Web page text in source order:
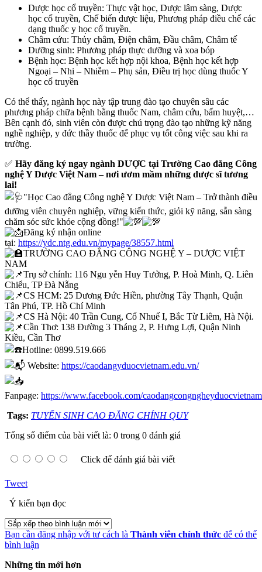
Dược học cổ truyền: Thực vật học, Dược lâm sàng, Dược
học cổ truyền, Chế biến dược liệu, Phương pháp điều chế các
dạng thuốc y học cổ truyền.
Châm cứu: Thủy châm, Điện châm, Đầu châm, Châm tế
Dưỡng sinh: Phương pháp thực dưỡng và xoa bóp
Bệnh học: Bệnh học kết hợp nội khoa, Bệnh học kết hợp
Ngoại – Nhi – Nhiễm – Phụ sản, Điều trị học dùng thuốc Y
học cổ truyền
Có thể thấy, ngành học này tập trung đào tạo chuyên sâu các
phương pháp chữa bệnh bằng thuốc Nam, châm cứu, bấm huyệt,…
Bên cạnh đó, sinh viên còn được chú trọng đào tạo những kỹ năng
nghề nghiệp, y đức thầy thuốc để phục vụ tốt công việc sau khi ra
trường.
✅ Hãy đăng ký ngay ngành DƯỢC tại Trường Cao đẳng Công
nghệ Y Dược Việt Nam – nơi ươm mầm những dược sĩ tương
lai!
"Học Cao đẳng Công nghệ Y Dược Việt Nam – Trở thành điều
dưỡng viên chuyên nghiệp, vững kiến thức, giỏi kỹ năng, sẵn sàng
chăm sóc sức khỏe cộng đồng!"
Đăng ký nhận online
tại: https://ydc.ntg.edu.vn/mypage/38557.html
TRƯỜNG CAO ĐẲNG CÔNG NGHỆ Y – DƯỢC VIỆT
NAM
Trụ sở chính: 116 Ngu yễn Huy Tưởng, P. Hoà Minh, Q. Liên
Chiểu, TP Đà Nẵng
CS HCM: 25 Dương Đức Hiền, phường Tây Thạnh, Quận
Tân Phú, TP. Hồ Chí Minh
CS Hà Nội: 40 Trần Cung, Cổ Nhuế I, Bắc Từ Liêm, Hà Nội.
Cần Thơ: 138 Đường 3 Tháng 2, P. Hưng Lợi, Quận Ninh
Kiều, Cần Thơ
Hotline: 0899.519.666
Website: https://caodangyduocvietnam.edu.vn/
Fanpage: https://www.facebook.com/
Tags: TUYỂN SINH CAO ĐẲNG CHÍNH QUY
Tổng số điểm của bài viết là: 0 trong 0 đánh giá
Click để đánh giá bài viết
Tweet
Ý kiến bạn đọc
Bạn cần đăng nhập với tư cách là Thành viên chính thức để có thể
bình luận
Những tin mới hơn